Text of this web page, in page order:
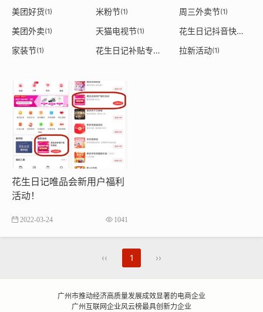
美团好货(1) 米粉节(1) 周三外卖节(1)
美团外卖(1) 天猫电视节(1) 花生日记抖音快手
家装节(1) 花生日记补贴专区 拉新活动(1)
花生日记唯品会新用户福利
活动！
2022-03-24 1041
‹‹ 1 ››
广州市推动经济高质量发展成效显著的电商企业
广州互联网企业风云榜最具创新力企业